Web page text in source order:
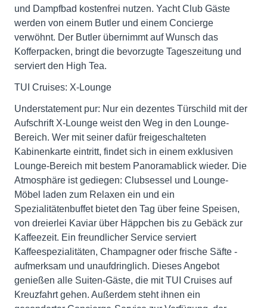
und Dampfbad kostenfrei nutzen. Yacht Club Gäste
werden von einem Butler und einem Concierge
verwöhnt. Der Butler übernimmt auf Wunsch das
Kofferpacken, bringt die bevorzugte Tageszeitung und
serviert den High Tea.
TUI Cruises: X-Lounge
Understatement pur: Nur ein dezentes Türschild mit der
Aufschrift X-Lounge weist den Weg in den Lounge-
Bereich. Wer mit seiner dafür freigeschalteten
Kabinenkarte eintritt, findet sich in einem exklusiven
Lounge-Bereich mit bestem Panoramablick wieder. Die
Atmosphäre ist gediegen: Clubsessel und Lounge-
Möbel laden zum Relaxen ein und ein
Spezialitätenbuffet bietet den Tag über feine Speisen,
von dreierlei Kaviar über Häppchen bis zu Gebäck zur
Kaffeezeit. Ein freundlicher Service serviert
Kaffeespezialitäten, Champagner oder frische Säfte -
aufmerksam und unaufdringlich. Dieses Angebot
genießen alle Suiten-Gäste, die mit TUI Cruises auf
Kreuzfahrt gehen. Außerdem steht ihnen ein